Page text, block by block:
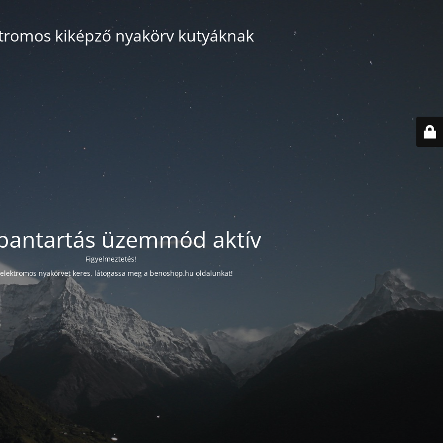
kiképző nyakörv kutyáknak
üzemmód aktív
Figyelmeztetés!
nyakörvet keres, látogassa meg a benoshop.hu oldalunkat!